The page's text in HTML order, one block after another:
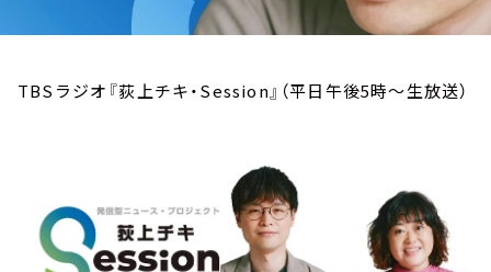
TBSラジオ『荻上チキ・Session』（平日午後5時～生放送）